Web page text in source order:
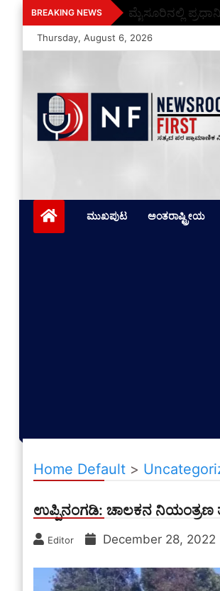
Skip
to
content
BREAKING NEWS ಮೈಸೂರಿನಲ್ಲಿ
Thursday, August 6, 2026
ಮುಖಪುಟ ಅಂತರಾಷ್ಟ್ರೀಯ
Home Default >
ಉಪ್ಪಿನಂಗಡಿ: ಚಾಲಕನ ನಿಯಂತ್ರಣ
Editor December 28, 2022